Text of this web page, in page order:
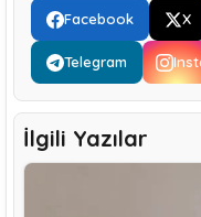
Facebook X
Telegram
İlgili Yazılar